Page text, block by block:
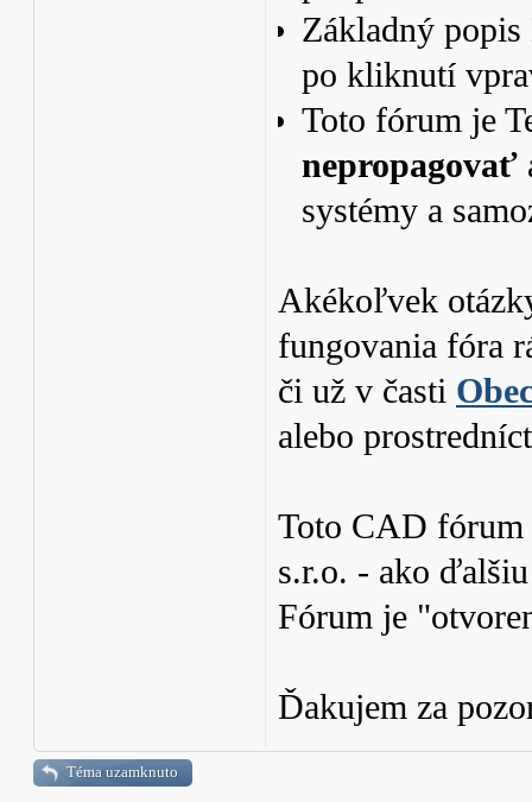
Základný
po kliknutí
Toto fórum je
nepropagovať
systémy a
Akékoľvek
fungovania fóra
či už v časti
alebo
Toto CAD fórum
s.r.o. - ako
Fórum je
Ďakujem za
Téma uzamknuto